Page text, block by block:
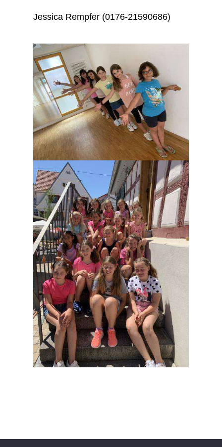
Jessica Rempfer (0176-21590686)